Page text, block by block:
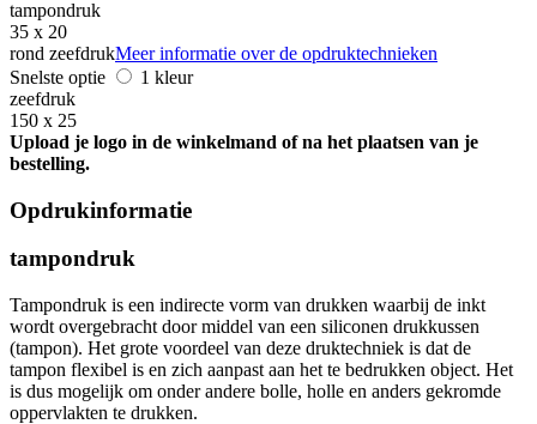
tampondruk
35 x 20
rond zeefdrukMeer informatie over de opdruktechnieken
Snelste optie
1 kleur
zeefdruk
150 x 25
Upload je logo in de winkelmand of na het plaatsen van je
bestelling.
Opdrukinformatie
tampondruk
Tampondruk is een indirecte vorm van drukken waarbij de inkt
wordt overgebracht door middel van een siliconen drukkussen
(tampon). Het grote voordeel van deze druktechniek is dat de
tampon flexibel is en zich aanpast aan het te bedrukken object. Het
is dus mogelijk om onder andere bolle, holle en anders gekromde
oppervlakten te drukken.